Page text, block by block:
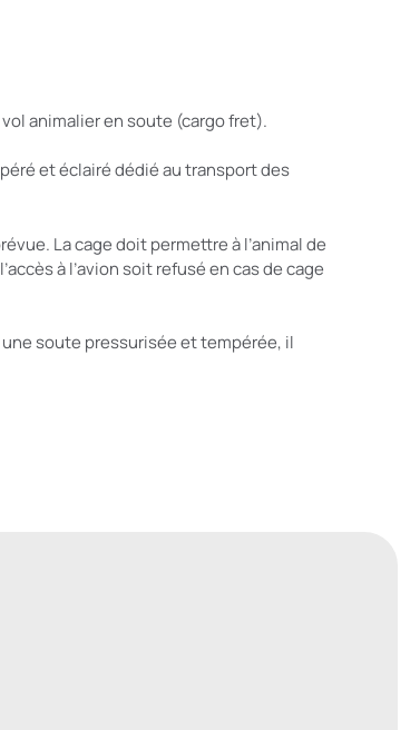
animalier en soute (cargo fret).
et éclairé dédié au transport des
La cage doit permettre à l’animal de
à l’avion soit refusé en cas de cage
soute pressurisée et tempérée, il